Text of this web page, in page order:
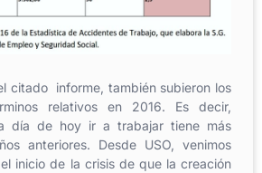
citado informe, también subieron los
relativos en 2016. Es decir,
a día de hoy ir a trabajar tiene más
anteriores. Desde USO, venimos
inicio de la crisis de que la creación